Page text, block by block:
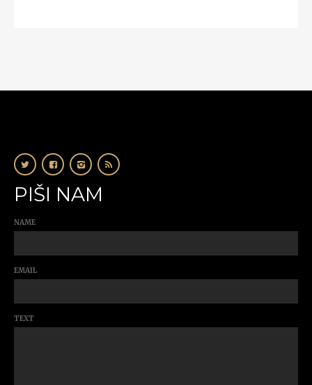
PIŠI NAM
NAME
EMAIL
TEXT